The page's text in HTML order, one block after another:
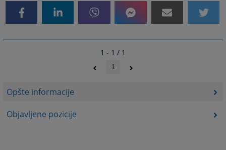
Opšte informacije
Objavljene pozicije
1 - 1 / 1
1